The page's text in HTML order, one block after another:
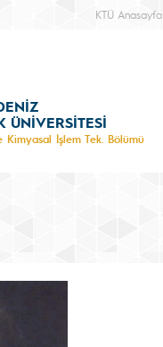
KTÜ Anasayfa
ÜNİVERSİTESİ
Kimyasal İşlem Tek. Bölümü